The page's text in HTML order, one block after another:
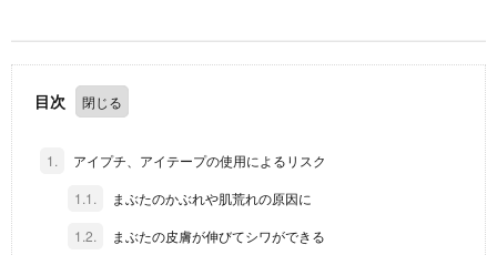
目次
1.
アイプチ、アイテープの使用によるリスク
1.1.
まぶたのかぶれや肌荒れの原因に
1.2.
まぶたの皮膚が伸びてシワができる